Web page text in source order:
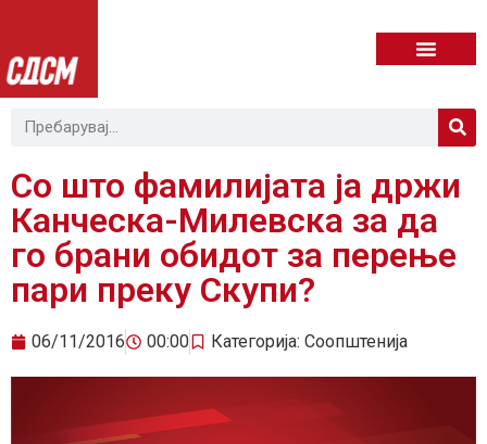
Со што фамилијата ја држи
Канческа-Милевска за да
го брани обидот за перење
пари преку Скупи?
06/11/2016 00:00 Категорија: Соопштенија